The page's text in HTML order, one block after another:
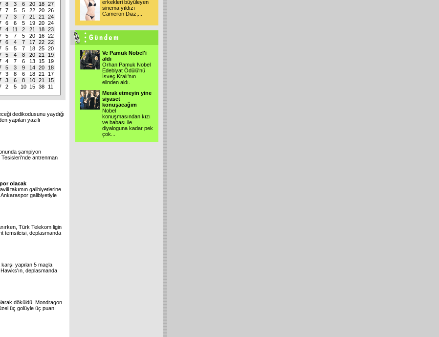
8 3 6 20 18
27
7 5 5 22 20
26
7 3 7 21 21
24
6 6 5 19 20
24
4 11 2 21 18
23
5 7 5 20 16
22
6 4 7 17 22
22
5 5 7 18 25
20
5 4 8 20 21
19
4 7 6 13 15
19
5 3 9 14 20
18
3 8 6 18 21
17
3 6 8 10 21
15
2 5 10 15 38 11
dedikodusunu yaydığı
yapılan yazılı
şampiyon
Tesisleri'nde antrenman
olacak
takımın galibiyetlerine
Ankaraspor galibiyetiyle
Türk Telekom ligin
temsilcisi, deplasmanda
yapılan 5 maçla
deplasmanda
döküldü. Mondragon
üç golüyle üç puanı
erkekleri büyüleyen
sinema yıldızı
Cameron Diaz,...
Ve Pamuk Nobel'i
aldı
Orhan Pamuk Nobel
Edebiyat Ödülü'nü
İsveç Kralı'nın
elinden aldı.
Merak etmeyin yine
siyaset
konuşacağım
Nobel
konuşmasından kızı
ve babası ile
diyaloguna kadar pek
çok...